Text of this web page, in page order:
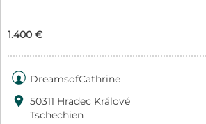
1.400 €
 DreamsofCathrine
 50311 Hradec Králové
Tschechien